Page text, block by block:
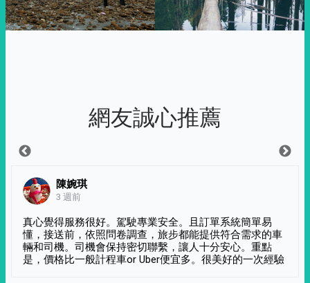
網友誠心推薦
陳婉琪
3 週前
真心覺得服務很好。駕駛專業安全。且訂單系統簡單易
懂，接送前，依照問卷調查，旅步都能提供符合需求的車
輛和司機。司機會保持密切聯繫，讓人十分安心。重點
是，價格比一般計程車or Uber便宜多。很美好的一次經驗